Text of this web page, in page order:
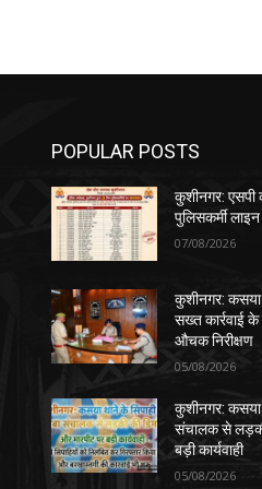
POPULAR POSTS
कुशीनगर: एसपी
पुलिसकर्मी लाइन
07/08/2026
कुशीनगर: कसया
सख्त कार्रवाई
औचक निरीक्षण
05/08/2026
कुशीनगर: कसया
संचालक से
बड़ी कार्यवाही
05/08/2026